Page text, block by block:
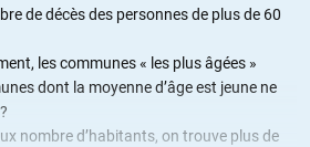
de décès des personnes de plus de 60
les communes « les plus âgées »
dont la moyenne d’âge est jeune ne
nombre d’habitants, on trouve plus de